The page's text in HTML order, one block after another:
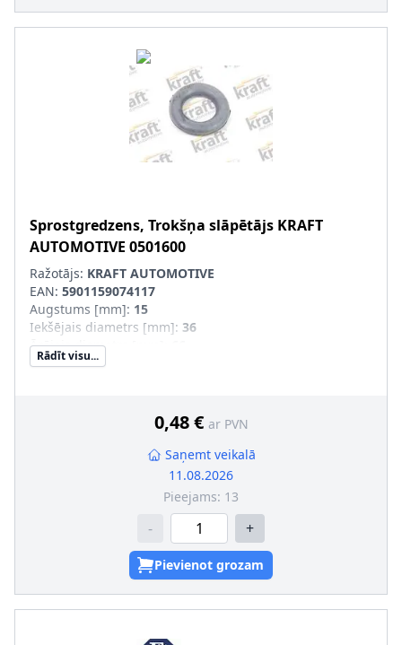
Sprostgredzens, Trokšņa slāpētājs KRAFT
AUTOMOTIVE 0501600
Ražotājs: KRAFT AUTOMOTIVE
EAN: 5901159074117
Augstums [mm]: 15
Iekšējais diametrs [mm]: 36
Ārējais diametrs [mm]
Produkcijas numurs
Rādīt visu...
0,48 € ar PVN
Saņemt veikalā
11.08.2026
Pieejams: 13
- +
Pievienot grozam